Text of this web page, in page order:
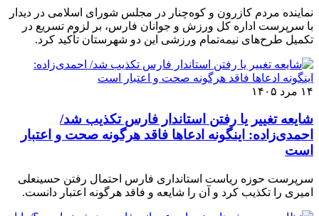
نماینده مردم کازرون و کوه‌چنار در مجلس شورای اسلامی در دیدار
با سرپرست اداره کل ورزش و جوانان فارس، بر لزوم تسریع در
تکمیل طرح‌های نیمه‌تمام ورزشی این دو شهرستان تأکید کرد.
۱۴ مرد ۱۴۰۵
شایعه تغییر یا رفتن استاندار فارس تکذیب شد/
احمدی‌زاده: اینگونه ادعاها فاقد هرگونه صحت و اعتبار
است
سرپرست حوزه ریاست استانداری فارس احتمال رفتن حسینعلی
امیری را تکذیب کرد و آن را شایعه و فاقد هرگونه اعتبار دانست.